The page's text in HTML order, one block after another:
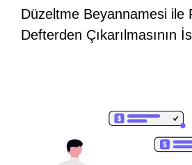
Düzeltme Beyannamesi ile
Defterden Çıkarılmasının